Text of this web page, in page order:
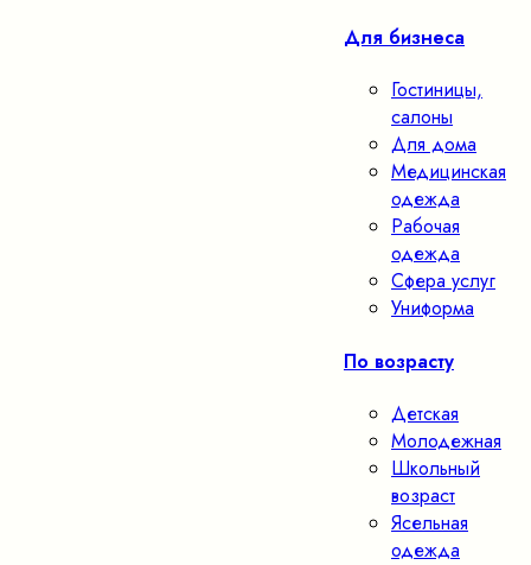
Для бизнеса
Гостиницы,
салоны
Для дома
Медицинская
одежда
Рабочая
одежда
Сфера услуг
Униформа
По возрасту
Детская
Молодежная
Школьный
возраст
Ясельная
одежда